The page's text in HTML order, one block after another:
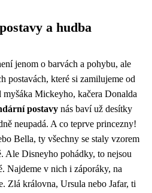
a hudba
jenom o barvách a pohybu, ale
postavách, které si zamilujeme od
Mickeyho, kačera Donalda
postavy nás baví už desítky
neupadá. A co teprve princezny!
Bella, ty všechny se staly vzorem
Ale Disneyho pohádky, to nejsou
Najdeme v nich i záporáky, na
Zlá královna, Ursula nebo Jafar, ti